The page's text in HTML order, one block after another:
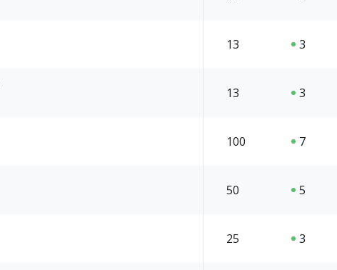
13 3
13 3
100 7
50 5
25 3